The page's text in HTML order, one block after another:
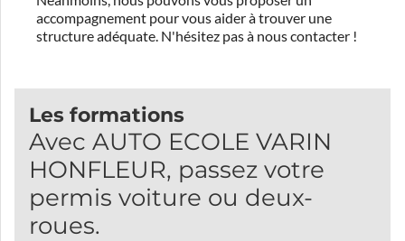
accompagnement pour vous aider à trouver une
structure adéquate. N'hésitez pas à nous contacter !
Les formations
Avec AUTO ECOLE VARIN
HONFLEUR, passez votre
permis voiture ou deux-
roues.